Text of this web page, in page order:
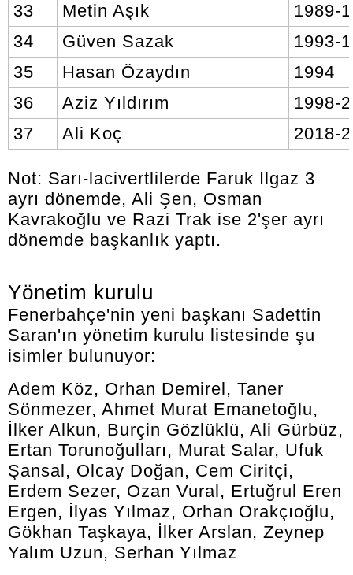
33
Metin Aşık
1989-
34
Güven Sazak
1993-
35
Hasan Özaydın
1994
36
Aziz Yıldırım
1998-
37
Ali Koç 2018-
Not: Sarı-lacivertlilerde Faruk Ilgaz 3
ayrı dönemde, Ali Şen, Osman
Kavrakoğlu ve Razi Trak ise 2'şer ayrı
dönemde başkanlık yaptı.
Yönetim kurulu
Fenerbahçe'nin yeni başkanı Sadettin
Saran'ın yönetim kurulu listesinde şu
isimler bulunuyor:
Adem Köz, Orhan Demirel, Taner
Sönmezer, Ahmet Murat Emanetoğlu,
İlker Alkun, Burçin Gözlüklü, Ali Gürbüz,
Ertan Torunoğulları, Murat Salar, Ufuk
Şansal, Olcay Doğan, Cem Ciritçi,
Erdem Sezer, Ozan Vural, Ertuğrul Eren
Ergen, İlyas Yılmaz, Orhan Orakçıoğlu,
Gökhan Taşkaya, İlker Arslan, Zeynep
Yalım Uzun, Serhan Yılmaz